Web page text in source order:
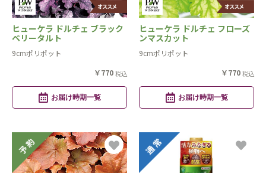
ヒューケラ ドルチェ ブラック
ベリータルト
9cmポリポット
￥770 税込
お届け時期一覧
ヒューケラ ドルチェ フローズ
ンマスカット
9cmポリポット
￥770 税込
お届け時期一覧